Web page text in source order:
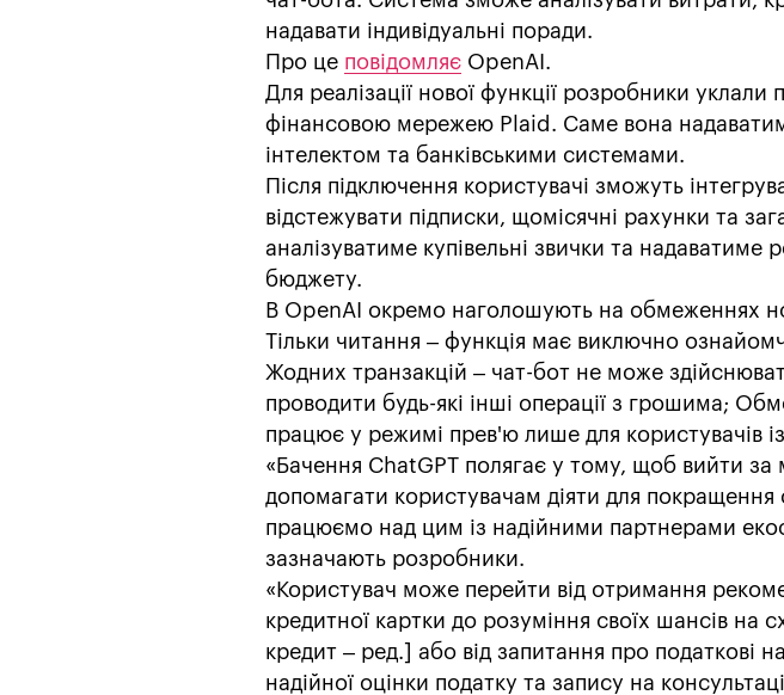
надавати індивідуальні поради.
Про це повідомляє OpenAI.
Для реалізації нової функції розробники
фінансовою мережею Plaid. Саме вона
інтелектом та банківськими системами.
Після підключення користувачі зможуть
відстежувати підписки, щомісячні рахунки та
аналізуватиме купівельні звички та надаватиме
бюджету.
В OpenAI окремо наголошують на обмеженнях
Тільки читання – функція має виключно
Жодних транзакцій – чат-бот не може
проводити будь-які інші операції з грошима;
працює у режимі прев'ю лише для користувачів
«Бачення ChatGPT полягає у тому, щоб вийти за
допомагати користувачам діяти для
працюємо над цим із надійними партнерами
зазначають розробники.
«Користувач може перейти від отримання
кредитної картки до розуміння своїх шансів на
кредит – ред.] або від запитання про податкові
надійної оцінки податку та запису на